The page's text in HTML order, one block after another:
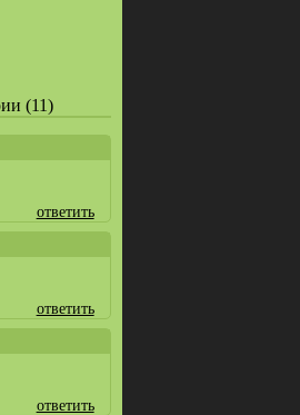
(11)
ответить
ответить
ответить